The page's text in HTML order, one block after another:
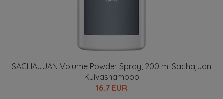
SACHAJUAN Volume Powder Spray, 200 ml Sachajuan
Kuivashampoo
16.7 EUR